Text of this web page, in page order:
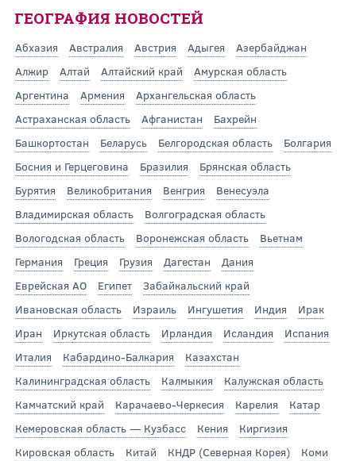
ГЕОГРАФИЯ НОВОСТЕЙ
Абхазия Австралия Австрия Адыгея
Азербайджан
Алжир
Алтай Алтайский край
Амурская область
Аргентина
Армения
Архангельская область
Астраханская область
Афганистан
Бахрейн
Башкортостан
Беларусь Белгородская область
Болгария
Босния и Герцеговина
Бразилия
Брянская область
Бурятия
Великобритания Венгрия
Венесуэла
Владимирская область
Волгоградская область
Вологодская область
Воронежская область
Вьетнам
Германия
Греция Грузия Дагестан
Дания
Еврейская АО
Египет
Забайкальский край
Ивановская область
Израиль Ингушетия Индия
Ирак
Иран
Иркутская область Ирландия Исландия
Испания
Италия
Кабардино-Балкария
Казахстан
Калининградская область
Калмыкия
Калужская область
Камчатский край
Карачаево-Черкесия Карелия
Катар
Кемеровская область — Кузбасс
Кения
Киргизия
Кировская область
Китай КНДР (Северная Корея)
Коми